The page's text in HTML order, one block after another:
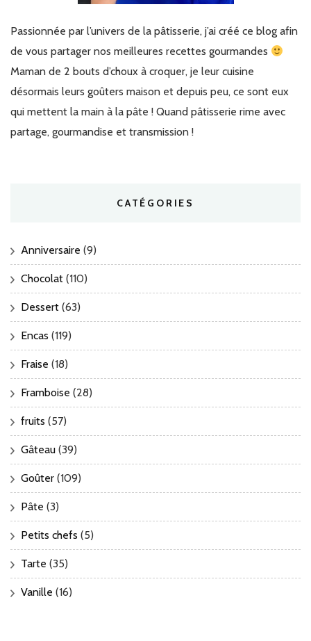
Passionnée par l’univers de la pâtisserie, j’ai créé ce blog afin
de vous partager nos meilleures recettes gourmandes
Maman de 2 bouts d’choux à croquer, je leur cuisine
désormais leurs goûters maison et depuis peu, ce sont eux
qui mettent la main à la pâte ! Quand pâtisserie rime avec
partage, gourmandise et transmission !
CATÉGORIES
Anniversaire (9)
Chocolat (110)
Dessert (63)
Encas (119)
Fraise (18)
Framboise (28)
fruits (57)
Gâteau (39)
Goûter (109)
Pâte (3)
Petits chefs (5)
Tarte (35)
Vanille (16)